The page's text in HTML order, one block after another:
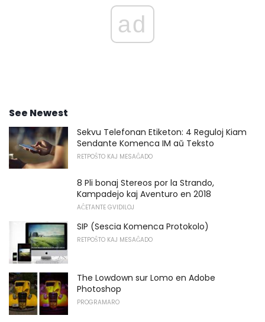
ad
See Newest
Sekvu Telefonan Etiketon: 4 Reguloj Kiam
Sendante Komenca IM aŭ Teksto
RETPOŜTO KAJ MESAĜADO
8 Pli bonaj Stereos por la Strando,
Kampadejo kaj Aventuro en 2018
AĈETANTE GVIDILOJ
SIP (Sescia Komenca Protokolo)
RETPOŜTO KAJ MESAĜADO
The Lowdown sur Lomo en Adobe
Photoshop
PROGRAMARO